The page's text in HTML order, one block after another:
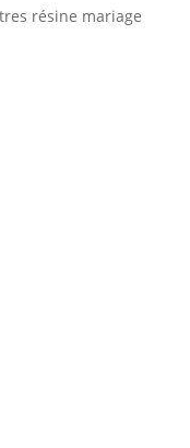
résine mariage